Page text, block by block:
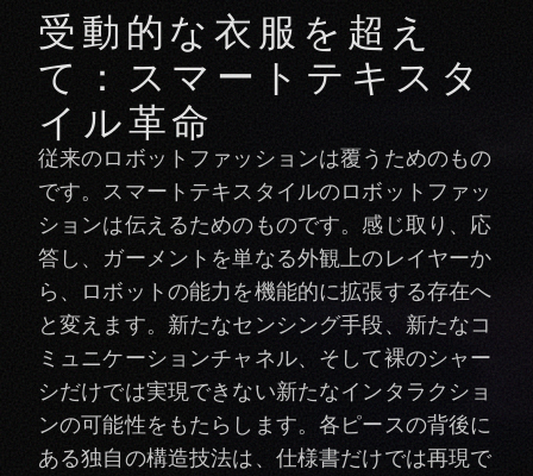
受動的な衣服を超え
て：スマートテキスタ
イル革命
従来のロボットファッションは覆うためのもの
です。スマートテキスタイルのロボットファッ
ションは伝えるためのものです。感じ取り、応
答し、ガーメントを単なる外観上のレイヤーか
ら、ロボットの能力を機能的に拡張する存在へ
と変えます。新たなセンシング手段、新たなコ
ミュニケーションチャネル、そして裸のシャー
シだけでは実現できない新たなインタラクショ
ンの可能性をもたらします。各ピースの背後に
ある独自の構造技法は、仕様書だけでは再現で